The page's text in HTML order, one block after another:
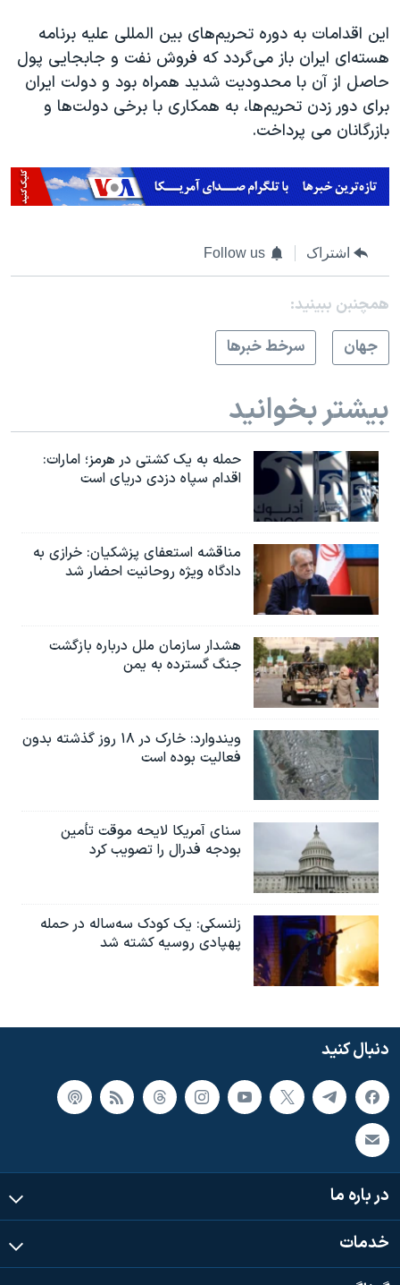
این اقدامات به دوره تحریم‌های بین المللی علیه برنامه
هسته‌ای ایران باز می‌گردد که فروش نفت و جابجایی پول
حاصل از آن با محدودیت شدید همراه بود و دولت ایران
برای دور زدن تحریم‌ها، به همکاری با برخی دولت‌ها و
بازرگانان می پرداخت.
اشتراک Follow us
همچنبن ببینید:
جهان
سرخط خبرها
بیشتر بخوانید
حمله به یک کشتی در هرمز؛ امارات:
اقدام سپاه دزدی دریای است
مناقشه استعفای پزشکیان: خرازی به
دادگاه ویژه روحانیت احضار شد
هشدار سازمان ملل درباره بازگشت
جنگ گسترده به یمن
ویندوارد: خارک در ۱۸ روز گذشته بدون
فعالیت بوده است
سنای آمریکا لایحه موقت تأمین
بودجه فدرال را تصویب کرد
زلنسکی: یک کودک سه‌ساله در حمله
پهپادی روسیه کشته شد
دنبال کنید
در باره ما
خدمات